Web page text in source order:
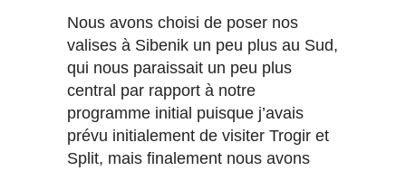
Nous avons choisi de poser nos
valises à Sibenik un peu plus au Sud,
qui nous paraissait un peu plus
central par rapport à notre
programme initial puisque j’avais
prévu initialement de visiter Trogir et
Split, mais finalement nous avons